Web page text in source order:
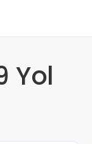
Yol